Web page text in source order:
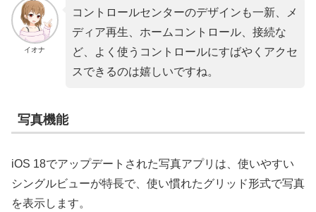
イオナ
コントロールセンターのデザインも一新、メ
ディア再生、ホームコントロール、接続な
ど、よく使うコントロールにすばやくアクセ
スできるのは嬉しいですね。
写真機能
iOS 18でアップデートされた写真アプリは、使いやすい
シングルビューが特長で、使い慣れたグリッド形式で写真
を表示します。